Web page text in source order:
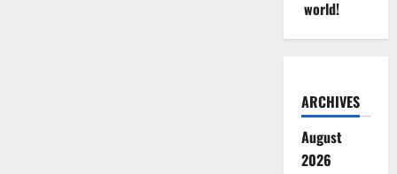
world!
ARCHIVES
August
2026